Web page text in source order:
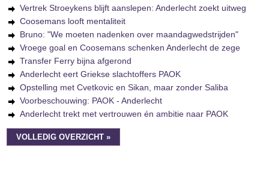
Vertrek Stroeykens blijft aanslepen: Anderlecht zoekt uitweg
Coosemans looft mentaliteit
Bruno: "We moeten nadenken over maandagwedstrijden"
Vroege goal en Coosemans schenken Anderlecht de zege
Transfer Ferry bijna afgerond
Anderlecht eert Griekse slachtoffers PAOK
Opstelling met Cvetkovic en Sikan, maar zonder Saliba
Voorbeschouwing: PAOK - Anderlecht
Anderlecht trekt met vertrouwen én ambitie naar PAOK
VOLLEDIG OVERZICHT »